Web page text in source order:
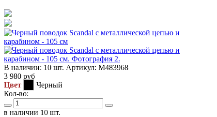
В наличии: 10 шт. Артикул: M483968
3 980 руб
Цвет
Черный
Кол-во:
в наличии 10 шт.